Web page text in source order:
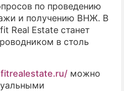
по проведению
и получению ВНЖ. В
Real Estate станет
в столь
можно